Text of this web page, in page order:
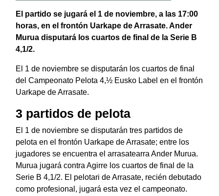
El partido se jugará el 1 de noviembre, a las 17:00
horas, en el frontón Uarkape de Arrasate. Ander
Murua disputará los cuartos de final de la Serie B
4,1/2.
El 1 de noviembre se disputarán los cuartos de final
del Campeonato Pelota 4,½ Eusko Label en el frontón
Uarkape de Arrasate.
3 partidos de pelota
El 1 de noviembre se disputarán tres partidos de
pelota en el frontón Uarkape de Arrasate; entre los
jugadores se encuentra el arrasatearra Ander Murua.
Murua jugará contra Agirre los cuartos de final de la
Serie B 4,1/2. El pelotari de Arrasate, recién debutado
como profesional, jugará esta vez el campeonato.